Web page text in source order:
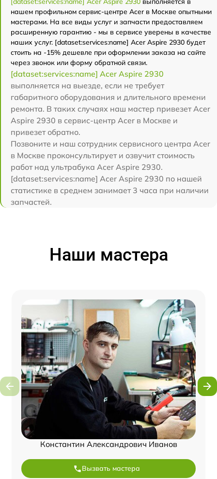
нашем профильном сервис-центре Acer в Москве опытными
мастерами. На все виды услуг и запчасти предоставляем
расширенную гарантию - мы в сервисе уверены в качестве
наших услуг. [dataset:services:name] Acer Aspire 2930 будет
стоить на -15% дешевле при оформлении заказа на сайте
через звонок или форму обратной связи.
[dataset:services:name] Acer Aspire 2930
выполняется на выезде, если не требует
габаритного оборудования и длительного времени
ремонта. В таких случаях наш мастер привезет Acer
Aspire 2930 в сервис-центр Acer в Москве и
привезет обратно.
Позвоните и наш сотрудник сервисного центра Acer
в Москве проконсультирует и озвучит стоимость
работ над ультрабука Acer Aspire 2930.
[dataset:services:name] Acer Aspire 2930 по нашей
статистике в среднем занимает 3 часа при наличии
запчастей.
Наши мастера
Константин Александрович Иванов
Вызвать мастера